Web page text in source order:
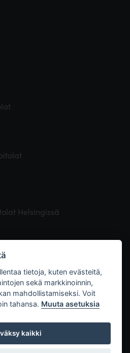
Helsingissä
tietoja, kuten evästeitä,
sekä markkinoinnin,
mahdollistamiseksi. Voit
tahansa. Muuta asetuksia
kaikki